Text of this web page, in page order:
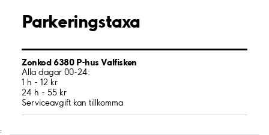
Parkeringstaxa
Zonkod 6380 P-hus Valfisken
Alla dagar 00-24:
1 h - 12 kr
24 h - 55 kr
Serviceavgift kan tillkomma
;